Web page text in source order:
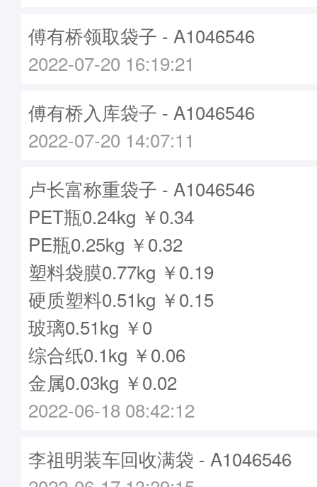
傅有桥领取袋子 - A1046546
2022-07-20 16:19:21
傅有桥入库袋子 - A1046546
2022-07-20 14:07:11
卢长富称重袋子 - A1046546
PET瓶0.24kg ￥0.34
PE瓶0.25kg ￥0.32
塑料袋膜0.77kg ￥0.19
硬质塑料0.51kg ￥0.15
玻璃0.51kg ￥0
综合纸0.1kg ￥0.06
金属0.03kg ￥0.02
2022-06-18 08:42:12
李祖明装车回收满袋 - A1046546